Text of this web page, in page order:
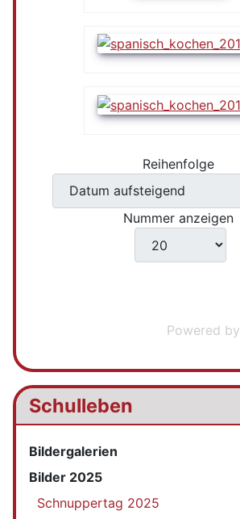
Schulleben
Bildergalerien
Bilder 2025
Schnuppertag 2025
Reihenfolge
Nummer anzeigen
Powered by